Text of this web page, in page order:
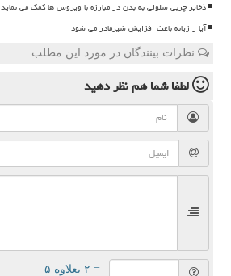
ذخایر چربی سلولی به بدن در مبارزه با ویروس ها کمک می نماید
آیا رازیانه باعث افزایش شیرمادر می شود
نظرات بینندگان در مورد این مطلب
لطفا شما همنظر دهید
= ۲ بعلاوه ۵